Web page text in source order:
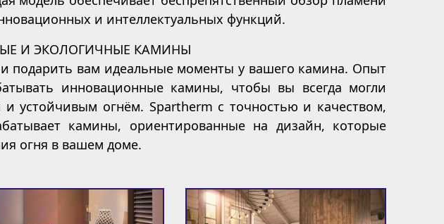
и интеллектуальных функций.
И ЭКОЛОГИЧНЫЕ КАМИНЫ
вам идеальные моменты у вашего камина. Опыт
инновационные камины, чтобы вы всегда могли
устойчивым огнём. Spartherm с точностью и качеством,
камины, ориентированные на дизайн, которые
огня в вашем доме.